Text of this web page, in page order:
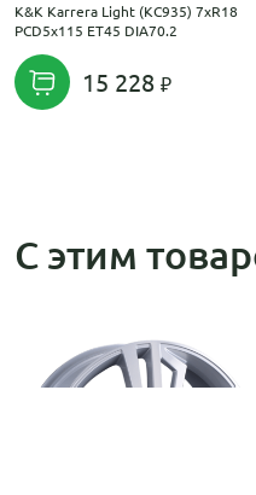
K&K Karrera Light (КС935) 7xR18
PCD5x115 ET45 DIA70.2
15 228
С этим